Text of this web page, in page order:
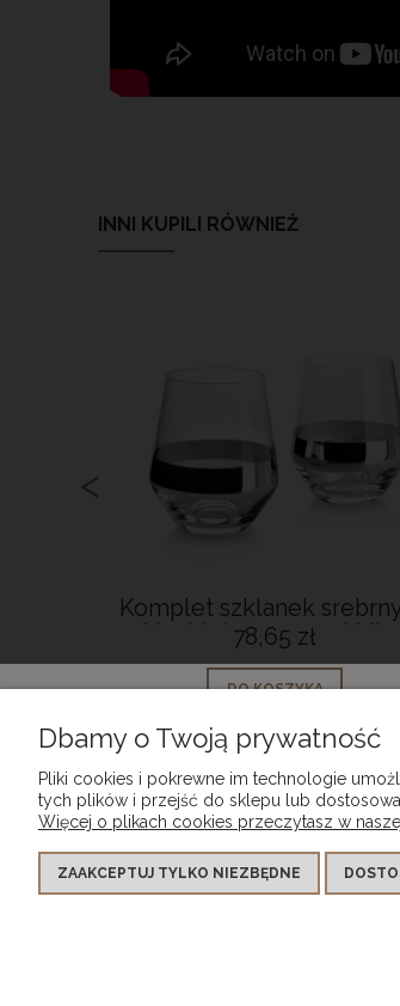
INNI KUPILI RÓWNIEŻ
<
Komplet szklanek
szklanki duże 450 ml
78,65 zł
DO KOSZYKA
POMOC
Regulamin Sklepu
Dbamy o Twoją prywatność
Pliki cookies i pokrewne im technologie
tych plików i przejść do sklepu lub
Więcej o plikach cookies przeczytasz w
ZAAKCEPTUJ TYLKO NIEZBĘDNE